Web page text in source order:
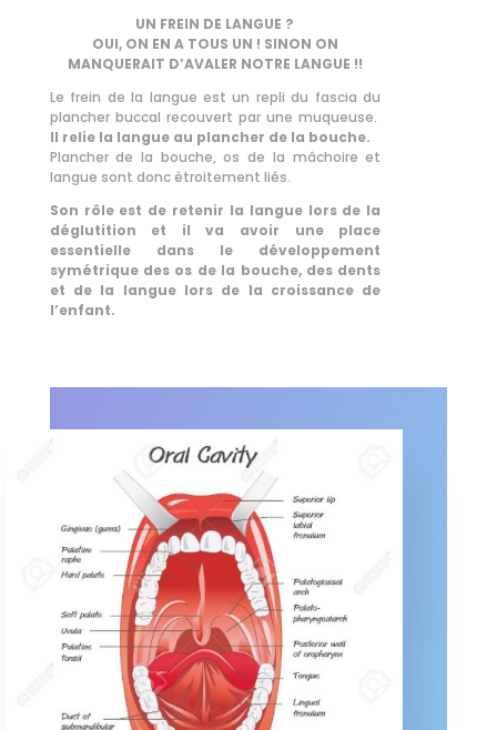
UN FREIN DE LANGUE ?
OUI, ON EN A TOUS UN ! SINON ON
MANQUERAIT D’AVALER NOTRE LANGUE !!
Le frein de la langue est un repli du fascia du
plancher buccal recouvert par une muqueuse.
Il relie la langue au plancher de la bouche.
Plancher de la bouche, os de la mâchoire et
langue sont donc étroitement liés.
Son rôle est de retenir la langue lors de la
déglutition et il va avoir une place
essentielle dans le développement
symétrique des os de la bouche, des dents
et de la langue lors de la croissance de
l’enfant.